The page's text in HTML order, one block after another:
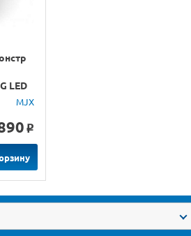
LED
MJX
o